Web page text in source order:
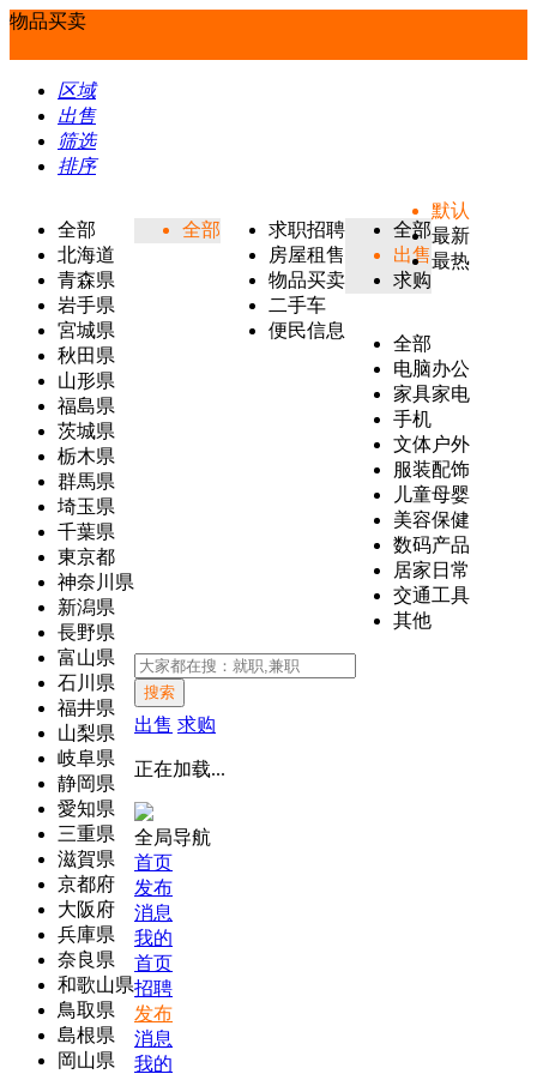
物品买卖
区域
出售
筛选
排序
全部
北海道
青森県
岩手県
宮城県
秋田県
山形県
福島県
茨城県
栃木県
群馬県
埼玉県
千葉県
東京都
神奈川県
新潟県
長野県
富山県
石川県
福井県
山梨県
岐阜県
静岡県
愛知県
三重県
滋賀県
京都府
大阪府
兵庫県
奈良県
和歌山県
鳥取県
島根県
岡山県
全部
求职招聘
房屋租售
物品买卖
二手车
便民信息
全部
出售
求购
全部
电脑办公
家具家电
手机
文体户外
服装配饰
儿童母婴
美容保健
数码产品
居家日常
交通工具
其他
默认
最新
最热
搜索
出售 求购
正在加载...
全局导航
首页
发布
消息
我的
首页
招聘
发布
消息
我的